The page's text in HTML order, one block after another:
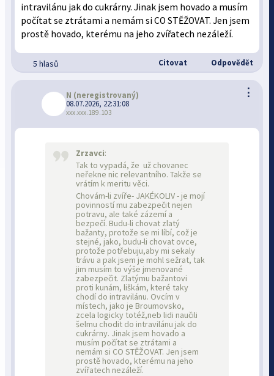
intravilánu jak do cukrárny. Jinak jsem hovado a musím
počítat se ztrátami a nemám si CO STĚŽOVAT. Jen jsem
prostě hovado, kterému na jeho zvířatech nezáleží.
5 hlasů Citovat Odpovědět
⋮
N (neregistrovaný)
08.07.2026, 22:31:08
xxx.xxx.189.103
Zrzavci:
Tak to vypadá, že už chovanec
neřekne nic relevantního. Takže se
vrátím k meritu věci.
Chovám-li zvíře- JAKÉKOLIV - je mojí
povinností mu zabezpečit nejen
potravu, ale také zázemí a
bezpečí. Budu-li chovat zlatý
bažanty, protože se mi líbí, což je
stejné, jako, budu-li chovat ovce,
protože potřebuju,aby mi sekaly
trávu a pak jsem je mohl sežrat, tak
jim musím to výše jmenované
zabezpečit. Zlatýmu bažantovi
proti kunám, liškám, které taky
chodí do intravilánu. Ovcím v
místech, jako je Broumovsko,
zcela logicky totéž,neb lidi naučili
šelmu chodit do intravilánu jak do
cukrárny. Jinak jsem hovado a
musím počítat se ztrátami a
nemám si CO STĚŽOVAT. Jen jsem
prostě hovado, kterému na jeho
zvířatech nezáleží.